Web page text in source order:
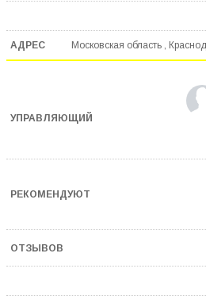
Московская область ,